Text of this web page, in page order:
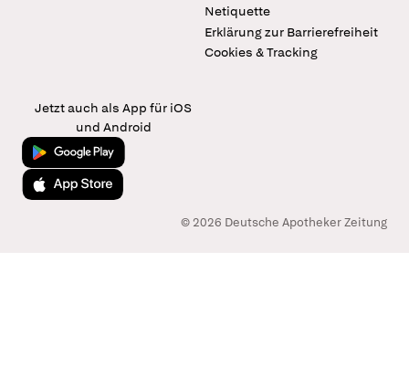
Netiquette
Erklärung zur Barrierefreiheit
Cookies & Tracking
Jetzt auch als App für iOS
und Android
Jetzt bei Google Play
Laden im App Store
© 2026 Deutsche Apotheker Zeitung